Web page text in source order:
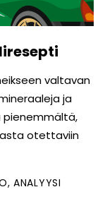
valtavan
ja
pienemmältä,
otettaviin
ANALYYSI